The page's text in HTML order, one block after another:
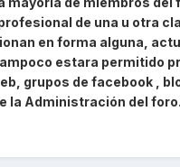
de una u otra
en forma alguna,
estara permitido
grupos de facebook ,
la Administración del foro.